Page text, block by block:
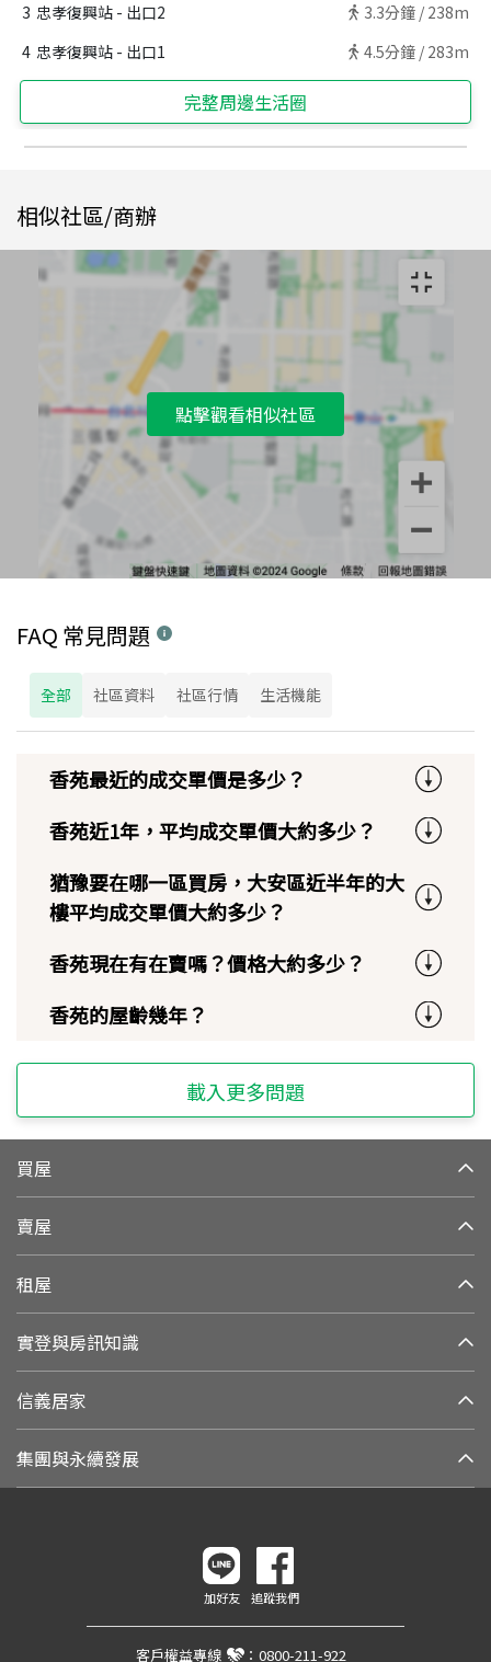
3 忠孝復興站 - 出口2 3.3分鐘 / 238m
4 忠孝復興站 - 出口1 4.5分鐘 / 283m
完整周邊生活圈
相似社區/商辦
點擊觀看相似社區
FAQ 常見問題
全部 社區資料 社區行情 生活機能
香苑最近的成交單價是多少？
香苑近1年，平均成交單價大約多少？
猶豫要在哪一區買房，大安區近半年的大
樓平均成交單價大約多少？
香苑現在有在賣嗎？價格大約多少？
香苑的屋齡幾年？
載入更多問題
買屋
賣屋
租屋
實登與房訊知識
信義居家
集團與永續發展
加好友 追蹤我們
客戶權益專線 ： 0800-211-922